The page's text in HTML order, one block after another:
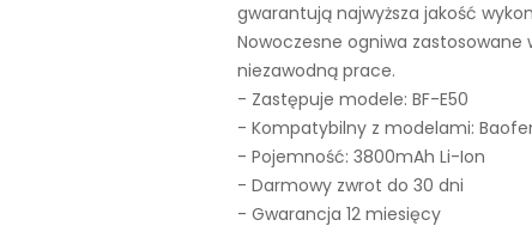
gwarantują najwyższa jakość
Nowoczesne ogniwa
niezawodną prace.
- Zastępuje modele: BF-E50
- Kompatybilny z modelami:
- Pojemność: 3800mAh Li-Ion
- Darmowy zwrot do 30 dni
- Gwarancja 12 miesięcy